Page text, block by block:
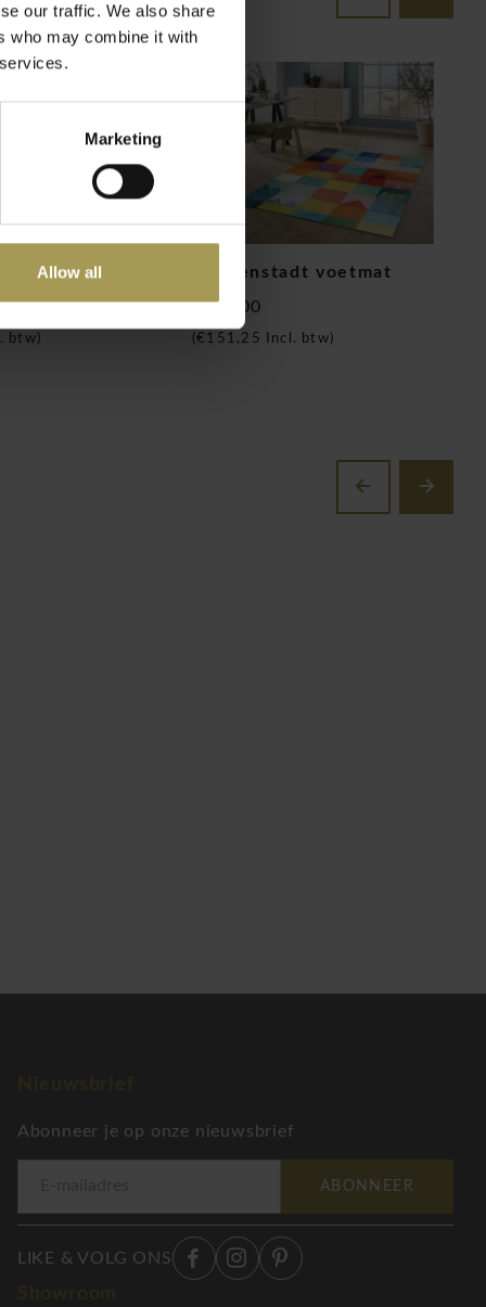
our traffic. We also share
who may combine it with
Marketing
Allow all
voetmat
btw)
Sonnenstadt voetmat
€125,00
(€151,25 Incl. btw)
Abonneer je op onze nieuwsbrief
ABONNEER
LIKE & VOLG ONS